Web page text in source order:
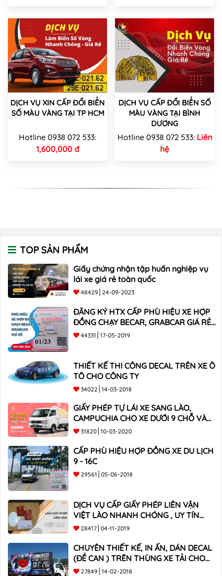
DỊCH VỤ XIN CẤP ĐỔI BIỂN
SỐ MÀU VÀNG TẠI TP HCM
Hotline 0938 072 533:
1,600,000 đ
DỊCH VỤ CẤP ĐỔI BIỂN SỐ
MÀU VÀNG TẠI BÌNH
DƯƠNG
Hotline 0938 072 533: Liên
hệ
TOP SẢN PHẨM
Giấy chứng nhận tập huấn nghiệp vụ
lái xe giá rẻ toàn quốc
48429 24-09-2023
ĐĂNG KÝ HTX CẤP PHÙ HIỆU XE HỢP
ĐỒNG CHẠY BECAR, GRABCAR GIÁ RẺ
NHẤT
44331 17-05-2019
THIẾT KẾ THI CÔNG DECAL TRÊN XE Ô
TÔ CHO CÔNG TY
34022 14-03-2018
GIẤY PHÉP TỰ LÁI XE SANG LÀO,
CAMPUCHIA CHO XE DƯỚI 9 CHỖ VÀ
XE BÁN TẢI
31820 10-03-2020
CẤP PHÙ HIỆU HỢP ĐỒNG XE DU LỊCH
9 - 16C
29561 05-06-2018
DỊCH VỤ CẤP GIẤY PHÉP LIÊN VẬN
VIỆT LÀO NHANH CHÓNG , UY TÍN
TOÀN QUỐC
28417 04-11-2019
CHUYÊN THIẾT KẾ, IN ẤN, DÁN DECAL
(ĐỀ CAN ) TRÊN THÙNG XE TẢI CHO
CÔNG TY
27849 14-02-2018